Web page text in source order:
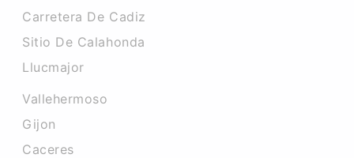
Carretera De Cadiz
Sitio De Calahonda
Llucmajor
Vallehermoso
Gijon
Caceres‎